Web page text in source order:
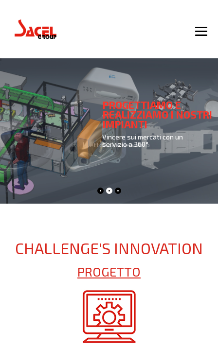
Vincere sui mercati con un
servizio a 360°
PROGETTIAMO E
REALIZZIAMO I NOSTRI
IMPIANTI
CHALLENGE'S INNOVATION
PROGETTO